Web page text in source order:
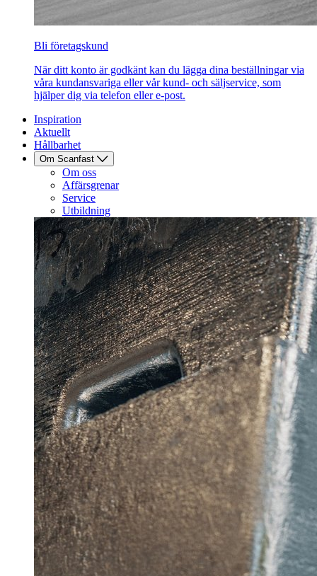
Bli företagskund
När ditt konto är godkänt kan du lägga dina beställningar via
våra kundansvariga eller vår kund- och säljservice, som
hjälper dig via telefon eller e-post.
Inspiration
Aktuellt
Hållbarhet
Om Scanfast
Om oss
Affärsgrenar
Service
Utbildning